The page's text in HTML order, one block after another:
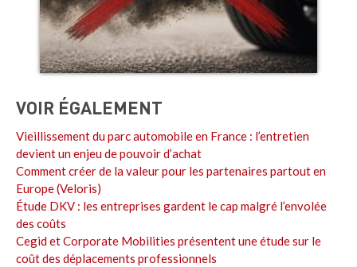
VOIR ÉGALEMENT
Vieillissement du parc automobile en France : l’entretien
devient un enjeu de pouvoir d’achat
Comment créer de la valeur pour les partenaires partout en
Europe (Veloris)
Étude DKV : les entreprises gardent le cap malgré l’envolée
des coûts
Cegid et Corporate Mobilities présentent une étude sur le
coût des déplacements professionnels